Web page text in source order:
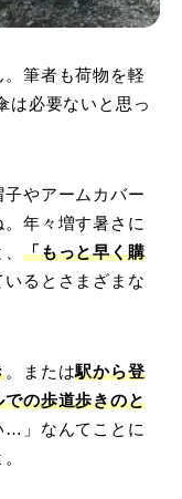
筆者も荷物を軽
は必要ないと思っ
やアームカバー
年々増す暑さに
、「もっと早く購
いるとさまざまな
。または駅から登
の歩道歩きのと
…」なんてことに